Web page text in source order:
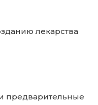
лекарства
предварительные